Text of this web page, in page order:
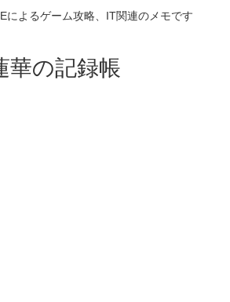
によるゲーム攻略、IT関連のメモです
華の記録帳